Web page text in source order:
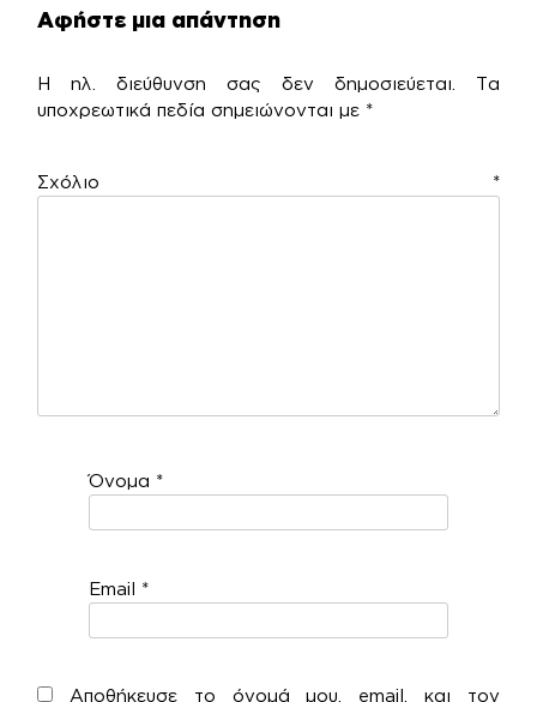
Αφήστε μια απάντηση
Η ηλ. διεύθυνση σας δεν δημοσιεύεται.
Τα
υποχρεωτικά πεδία σημειώνονται με *
Σχόλιο *
Όνομα *
Email *
Αποθήκευσε το όνομά μου, email, και τον